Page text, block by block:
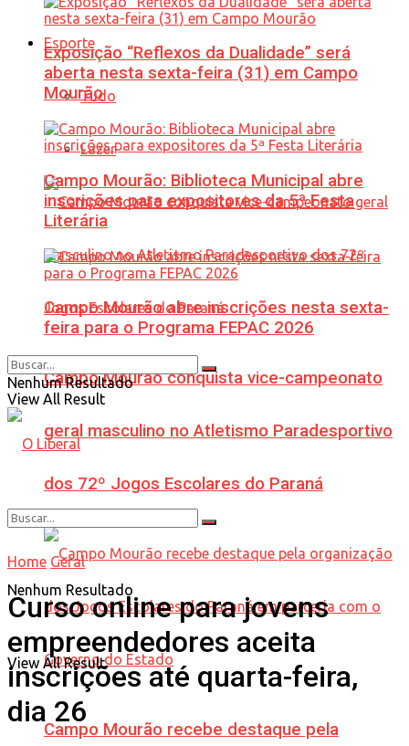
Esporte
Tudo
Lazer
Campo Mourão conquista vice-campeonato
geral masculino no Atletismo Paradesportivo
dos 72º Jogos Escolares do Paraná
Campo Mourão recebe destaque pela
Exposição “Reflexos da Dualidade” será
aberta nesta sexta-feira (31) em Campo
Mourão
Campo Mourão: Biblioteca Municipal abre
inscrições para expositores da 5ª Festa
Literária
Campo Mourão abre inscrições nesta sexta-
feira para o Programa FEPAC 2026
Nenhum Resultado
View All Result
Nenhum Resultado
View All Result
Home Geral
Curso online para jovens
empreendedores aceita
inscrições até quarta-feira,
dia 26